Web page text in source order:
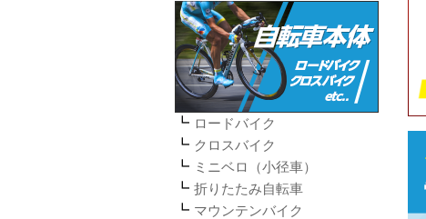
ロードバイク
クロスバイク
ミニベロ（小径車）
折りたたみ自転車
マウンテンバイク